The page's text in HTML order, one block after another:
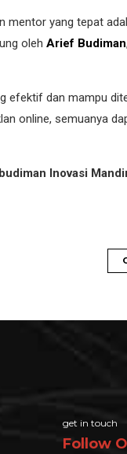
mentor yang tepat
oleh Arief Budiman
efektif dan mampu
online, semuanya
Inovasi
get in touch
Follow